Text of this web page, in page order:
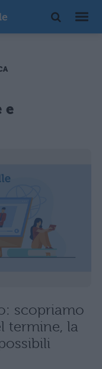
e
scopriamo
termine, la